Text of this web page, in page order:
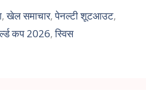
,खेल समाचार,पेनल्टी शूटआउट,
कप 2026,स्विस